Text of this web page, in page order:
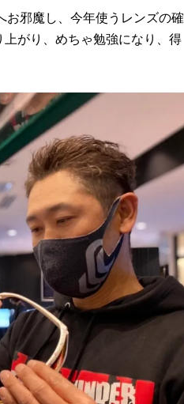
お邪魔し、今年使うレンズの確
がり、めちゃ勉強になり、得